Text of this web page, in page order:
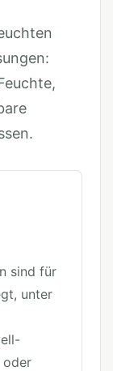
sind für
unter
oder